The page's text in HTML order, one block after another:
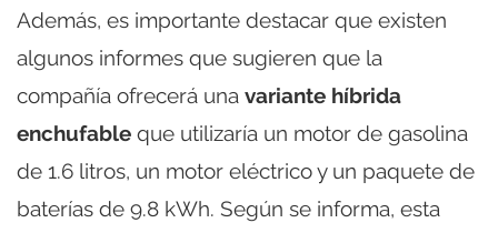
Además, es importante destacar que existen
algunos informes que sugieren que la
compañía ofrecerá una variante híbrida
enchufable que utilizaría un motor de gasolina
de 1.6 litros, un motor eléctrico y un paquete de
baterías de 9.8 kWh. Según se informa, esta